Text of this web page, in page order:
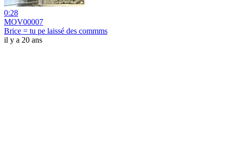
0:28
MOV00007
Brice = tu pe laissé des commms
il y a 20 ans